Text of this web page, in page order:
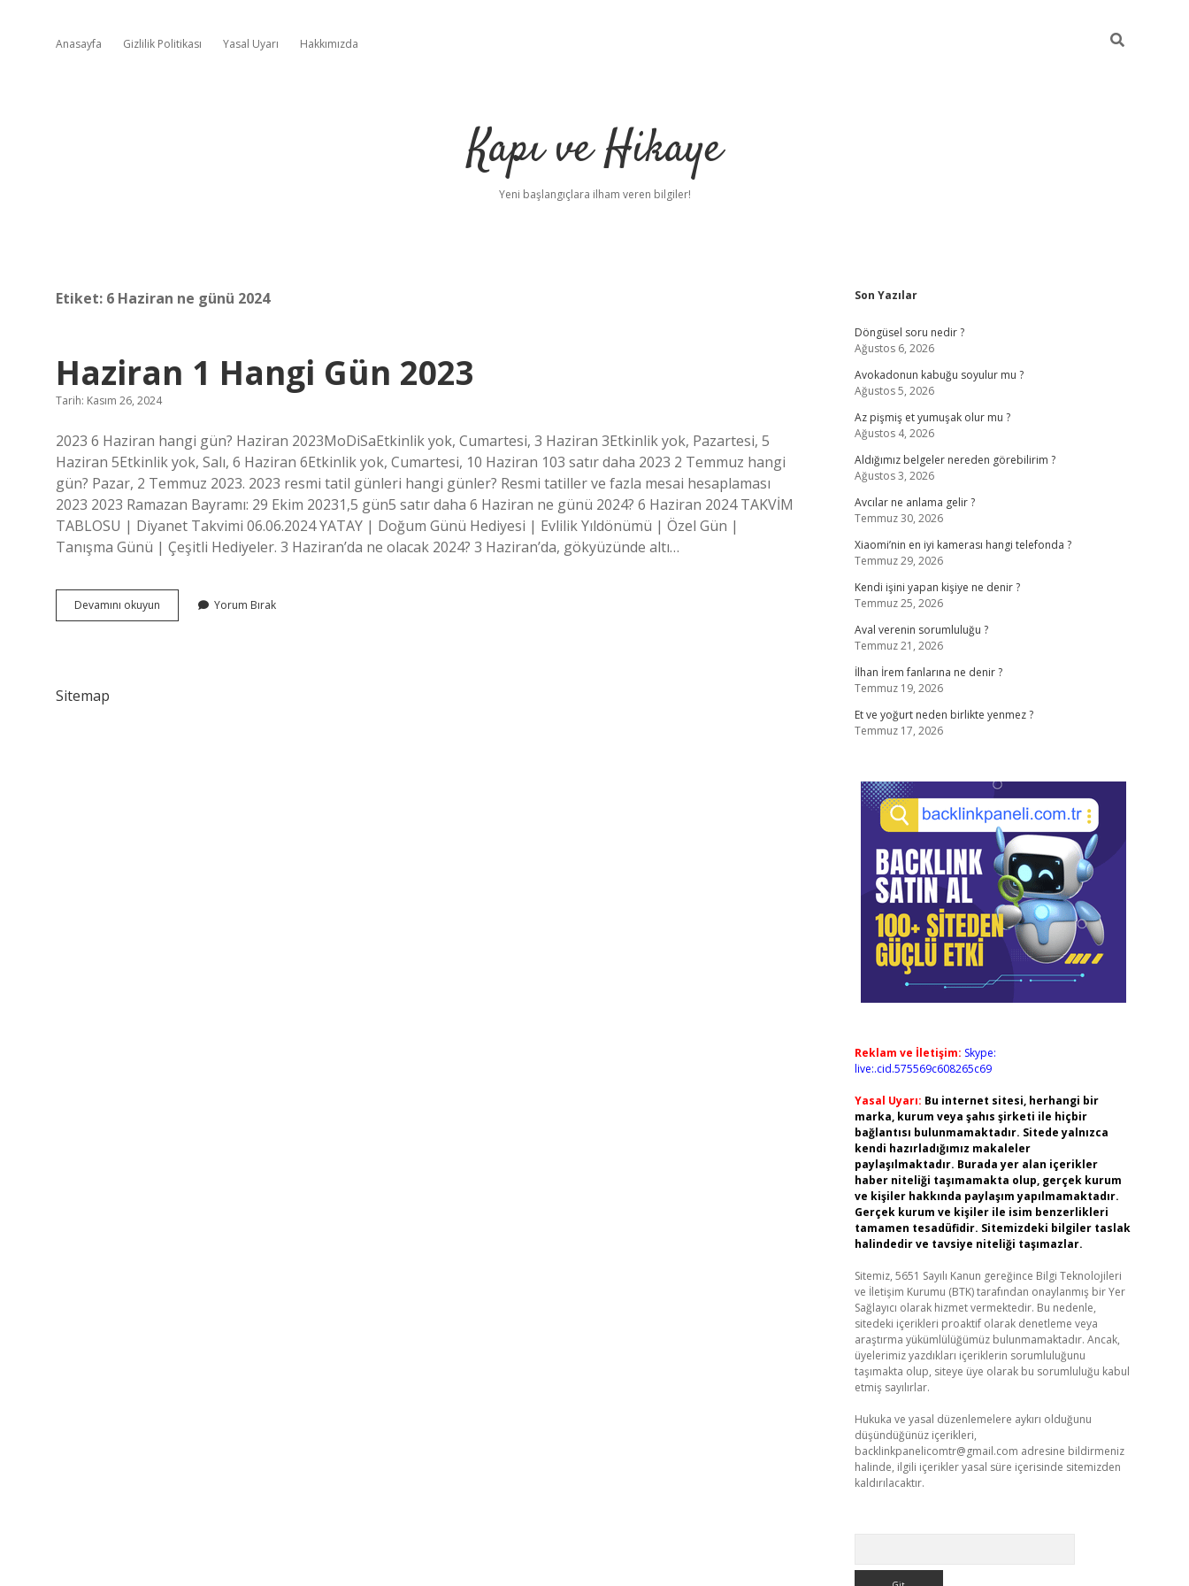
Anasayfa Gizlilik Politikası Yasal Uyarı Hakkımızda
Kapı ve Hikaye
Yeni başlangıçlara ilham veren bilgiler!
Etiket: 6 Haziran ne günü 2024
Haziran 1 Hangi Gün 2023
Tarih: Kasım 26, 2024
2023 6 Haziran hangi gün? Haziran 2023MoDiSaEtkinlik yok, Cumartesi, 3 Haziran 3Etkinlik yok, Pazartesi, 5
Haziran 5Etkinlik yok, Salı, 6 Haziran 6Etkinlik yok, Cumartesi, 10 Haziran 103 satır daha 2023 2 Temmuz hangi
gün? Pazar, 2 Temmuz 2023. 2023 resmi tatil günleri hangi günler? Resmi tatiller ve fazla mesai hesaplaması
2023 2023 Ramazan Bayramı: 29 Ekim 20231,5 gün5 satır daha 6 Haziran ne günü 2024? 6 Haziran 2024 TAKVİM
TABLOSU | Diyanet Takvimi 06.06.2024 YATAY | Doğum Günü Hediyesi | Evlilik Yıldönümü | Özel Gün |
Tanışma Günü | Çeşitli Hediyeler. 3 Haziran’da ne olacak 2024? 3 Haziran’da, gökyüzünde altı…
Devamını okuyun
1
Yorum Bırak
Sitemap
Sidebar
Son Yazılar
Döngüsel soru nedir ?
Ağustos 6, 2026
Avokadonun kabuğu soyulur mu ?
Ağustos 5, 2026
Az pişmiş et yumuşak olur mu ?
Ağustos 4, 2026
Aldığımız belgeler nereden görebilirim ?
Ağustos 3, 2026
Avcılar ne anlama gelir ?
Temmuz 30, 2026
Xiaomi’nin en iyi kamerası hangi telefonda ?
Temmuz 29, 2026
Kendi işini yapan kişiye ne denir ?
Temmuz 25, 2026
Aval verenin sorumluluğu ?
Temmuz 21, 2026
İlhan İrem fanlarına ne denir ?
Temmuz 19, 2026
Et ve yoğurt neden birlikte yenmez ?
Temmuz 17, 2026
Reklam ve İletişim: Skype:
live:.cid.575569c608265c69
Yasal Uyarı: Bu internet sitesi, herhangi bir
marka, kurum veya şahıs şirketi ile hiçbir
bağlantısı bulunmamaktadır. Sitede yalnızca
kendi hazırladığımız makaleler
paylaşılmaktadır. Burada yer alan içerikler
haber niteliği taşımamakta olup, gerçek kurum
ve kişiler hakkında paylaşım yapılmamaktadır.
Gerçek kurum ve kişiler ile isim benzerlikleri
tamamen tesadüfidir. Sitemizdeki bilgiler taslak
halindedir ve tavsiye niteliği taşımazlar.
Sitemiz, 5651 Sayılı Kanun gereğince Bilgi Teknolojileri
ve İletişim Kurumu (BTK) tarafından onaylanmış bir Yer
Sağlayıcı olarak hizmet vermektedir. Bu nedenle,
sitedeki içerikleri proaktif olarak denetleme veya
araştırma yükümlülüğümüz bulunmamaktadır. Ancak,
üyelerimiz yazdıkları içeriklerin sorumluluğunu
taşımakta olup, siteye üye olarak bu sorumluluğu kabul
etmiş sayılırlar.
Hukuka ve yasal düzenlemelere aykırı olduğunu
düşündüğünüz içerikleri,
backlinkpanelicomtr@gmail.com adresine bildirmeniz
halinde, ilgili içerikler yasal süre içerisinde sitemizden
kaldırılacaktır.